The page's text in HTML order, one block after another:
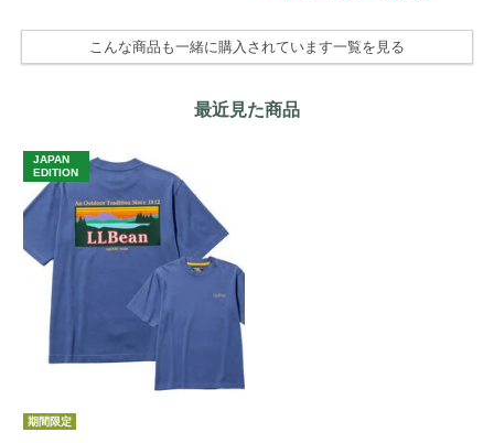
こんな商品も一緒に購入されています一覧を見る
最近見た商品
JAPAN
EDITION
期間限定